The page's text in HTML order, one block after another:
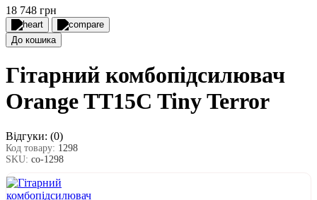
18 748 грн
До кошика
Гітарний комбопідсилювач
Orange TT15C Tiny Terror
Відгуки: (0)
Код товару: 1298
SKU: co-1298